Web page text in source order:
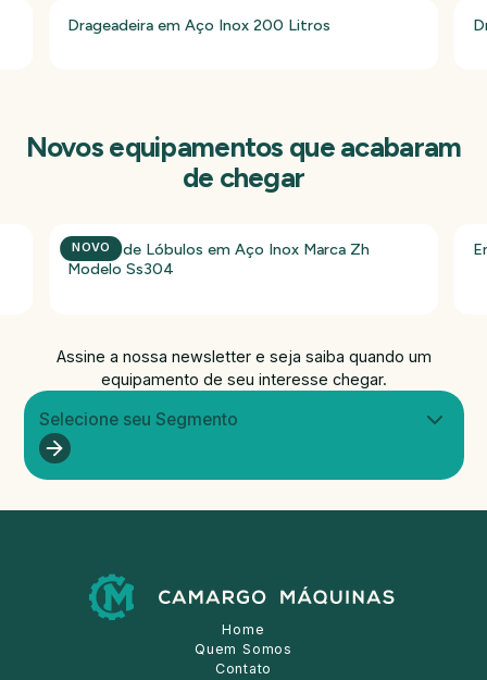
Drageadeira em Aço Inox 200 Litros
Novos equipamentos que acabaram
de chegar
NOVO
Bomba de Lóbulos em Aço Inox Marca Zh
Modelo Ss304
Assine a nossa newsletter e seja saiba quando um
equipamento de seu interesse chegar.
Selecione seu Segmento
Home
Quem Somos
Contato